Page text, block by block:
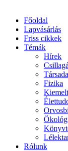
Főoldal
Lapvásárlás
Friss cikkek
Témák
Hírek
Fizika
Kiemelt
Rólunk